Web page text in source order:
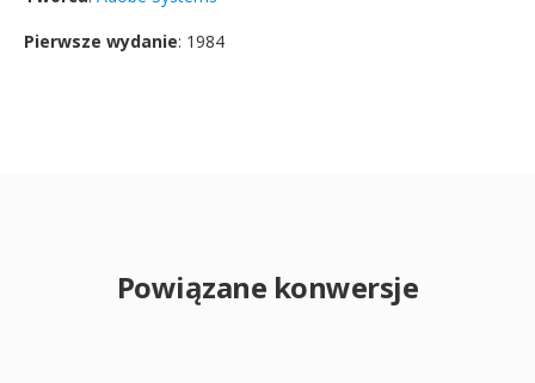
Pierwsze wydanie: 1984
Powiązane konwersje